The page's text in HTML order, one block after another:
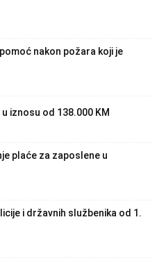
nakon požara koji je
iznosu od 138.000 KM
plaće za zaposlene u
i državnih službenika od 1.